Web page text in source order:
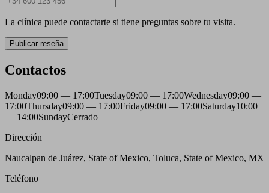
La clínica puede contactarte si tiene preguntas sobre tu visita.
Publicar reseña
Contactos
Monday09:00 — 17:00Tuesday09:00 — 17:00Wednesday09:00 —
17:00Thursday09:00 — 17:00Friday09:00 — 17:00Saturday10:00
— 14:00SundayCerrado
Dirección
Naucalpan de Juárez, State of Mexico, Toluca, State of Mexico, MX
Teléfono